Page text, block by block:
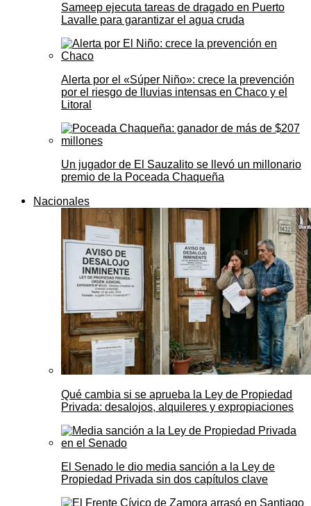
Sameep ejecuta tareas de dragado en Puerto
Lavalle para garantizar el agua cruda
Alerta por el «Súper Niño»: crece la prevención
por el riesgo de lluvias intensas en Chaco y el
Litoral
Un jugador de El Sauzalito se llevó un millonario
premio de la Poceada Chaqueña
Nacionales
Qué cambia si se aprueba la Ley de Propiedad
Privada: desalojos, alquileres y expropiaciones
El Senado le dio media sanción a la Ley de
Propiedad Privada sin dos capítulos clave